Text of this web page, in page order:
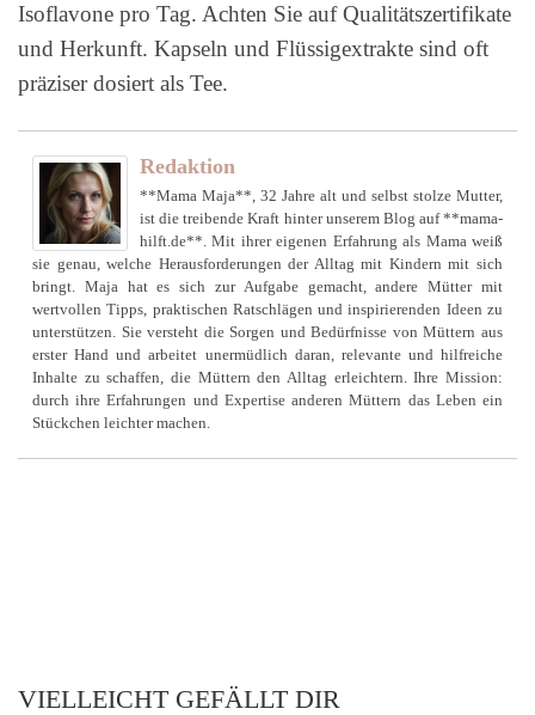
Isoflavone pro Tag. Achten Sie auf Qualitätszertifikate
und Herkunft. Kapseln und Flüssigextrakte sind oft
präziser dosiert als Tee.
Redaktion
**Mama Maja**, 32 Jahre alt und selbst stolze Mutter,
ist die treibende Kraft hinter unserem Blog auf **mama-
hilft.de**. Mit ihrer eigenen Erfahrung als Mama weiß
sie genau, welche Herausforderungen der Alltag mit Kindern mit sich
bringt. Maja hat es sich zur Aufgabe gemacht, andere Mütter mit
wertvollen Tipps, praktischen Ratschlägen und inspirierenden Ideen zu
unterstützen. Sie versteht die Sorgen und Bedürfnisse von Müttern aus
erster Hand und arbeitet unermüdlich daran, relevante und hilfreiche
Inhalte zu schaffen, die Müttern den Alltag erleichtern. Ihre Mission:
durch ihre Erfahrungen und Expertise anderen Müttern das Leben ein
Stückchen leichter machen.
VIELLEICHT GEFÄLLT DIR